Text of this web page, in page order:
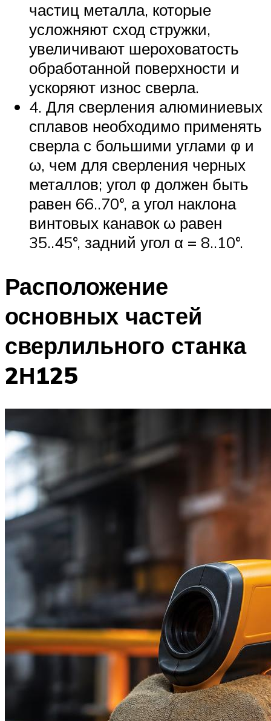
частиц металла, которые
усложняют сход стружки,
увеличивают шероховатость
обработанной поверхности и
ускоряют износ сверла.
4. Для сверления алюминиевых
сплавов необходимо применять
сверла с большими углами φ и
ω, чем для сверления черных
металлов; угол φ должен быть
равен 66..70°, а угол наклона
винтовых канавок ω равен
35..45°, задний угол α = 8..10°.
Расположение
основных частей
сверлильного станка
2Н125